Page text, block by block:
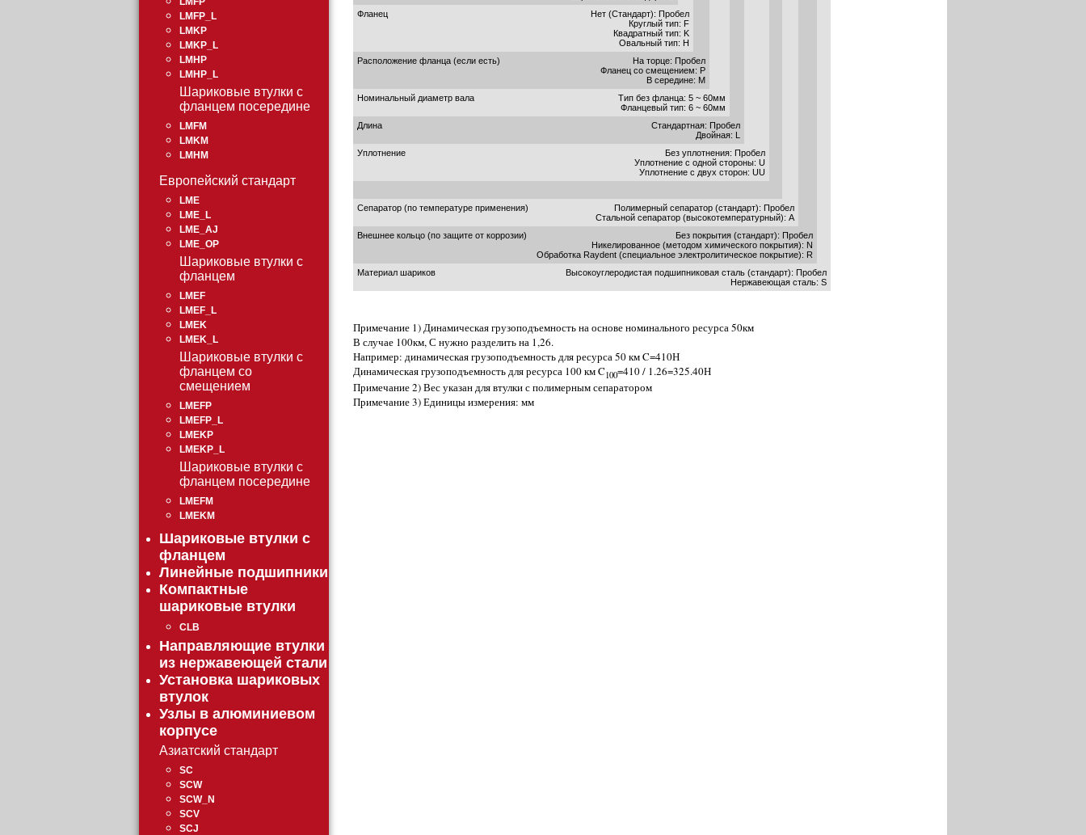
Фланец
Нет (Стандарт): Пробел
Круглый тип: F
Квадратный тип: K
Овальный тип: H
Расположение фланца (если есть)
На торце: Пробел
Фланец со смещением: P
В середине: M
Номинальный диаметр вала
Тип без фланца: 5 ~ 60мм
Фланцевый тип: 6 ~ 60мм
Длина
Стандартная: Пробел
Двойная: L
Уплотнение
Без уплотнения: Пробел
Уплотнение с одной стороны: U
Уплотнение с двух сторон: UU
Сепаратор (по температуре применения)
Полимерный сепаратор (стандарт): Пробел
Стальной сепаратор (высокотемпературный): A
Внешнее кольцо (по защите от коррозии)
Без покрытия (стандарт): Пробел
Никелированное (методом химического покрытия): N
Обработка Raydent (специальное электролитическое покрытие): R
Материал шариков
Высокоуглеродистая подшипниковая сталь (стандарт): Пробел
Нержавеющая сталь: S
Примечание 1) Динамическая грузоподъемность на основе номинального ресурса 50км
В случае 100км, С нужно разделить на 1,26.
Например: динамическая грузоподъемность для ресурса 50 км C=410Н
Динамическая грузоподъемность для ресурса 100 км C100=410 / 1.26=325.40Н
Примечание 2) Вес указан для втулки с полимерным сепаратором
Примечание 3) Единицы измерения: мм
LMFP_L
LMKP
LMKP_L
LMHP
LMHP_L
Шариковые втулки с
фланцем посередине
LMFM
LMKM
LMHM
Европейский стандарт
LME
LME_L
LME_AJ
LME_OP
Шариковые втулки с
фланцем
LMEF
LMEF_L
LMEK
LMEK_L
Шариковые втулки с
фланцем со
смещением
LMEFP
LMEFP_L
LMEKP
LMEKP_L
Шариковые втулки с
фланцем посередине
LMEFM
LMEKM
Шариковые втулки с
фланцем
Линейные подшипники
Компактные
шариковые втулки
CLB
Направляющие втулки
из нержавеющей стали
Установка шариковых
втулок
Узлы в алюминиевом
корпусе
Азиатский стандарт
SC
SCW
SCW_N
SCV
SCJ